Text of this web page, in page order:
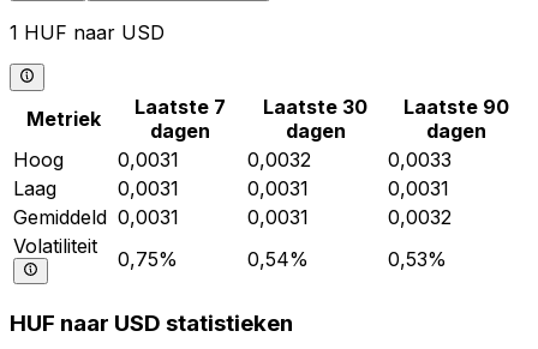
1 HUF naar USD
Metriek
Laatste 7
dagen
Laatste 30
dagen
Laatste 90
dagen
Hoog
0,0031 0,0032
0,0033
Laag
0,0031 0,0031
0,0031
Gemiddeld 0,0031 0,0031
0,0032
Volatiliteit
0,75% 0,54% 0,53%
HUF naar USD statistieken